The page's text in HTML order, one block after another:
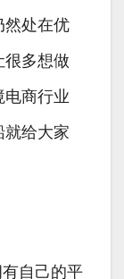
然处在优
很多想做
电商行业
就给大家
自己的平